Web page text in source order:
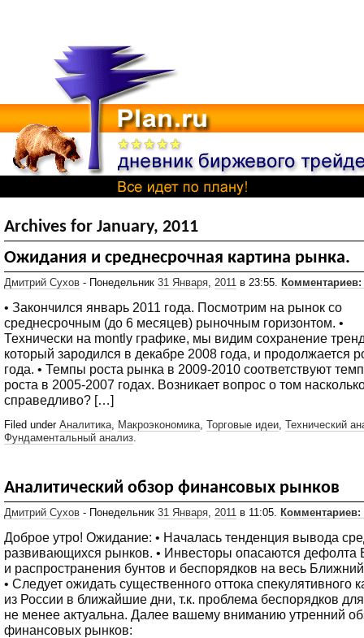
Archives for January, 2011
Ожидания и среднесрочная картина рынка.
Дмитрий Сухов - Понедельник 31 Января, 2011 в 23:55. Комментариев:
• Закончился январь 2011 года. Посмотрим на рынок со
среднесрочным (до 6 месяцев) рыночным горизонтом. •
Технически на montly графике, мы видим сохранение
который зародился в декабре 2008 года, и продолжается
года. • Темпы роста рынка в 2009-2010 соответствуют
роста в 2005-2007 годах. Возникает вопрос о том
справедливо? […]
Filed under Аналитика Макроэкономика Торговые идеи Технический
Фундаментальный анализ
Аналитический обзор финансовых рынков
Дмитрий Сухов - Понедельник 31 Января 2011 в 11:05. Комментариев:
Доброе утро! Ожидание: • Началась тенденция вывода
развивающихся рынков. • Инвесторы опасаются дефолта
и распространения бунтов и беспорядков на весь
• Следует ожидать существенного оттока спекулятивного
из России в ближайшие дни, т.к. проблема беспорядков
не менее актуальна. Далее вашему вниманию утренний
финансовых рынков: